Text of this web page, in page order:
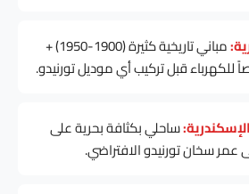
مباني تاريخية كثيرة (1900-1950) +
للكهرباء قبل تركيب أي موديل تورنيدو.
ساحلي بكثافة بحرية على
عمر سخان تورنيدو الافتراضي.